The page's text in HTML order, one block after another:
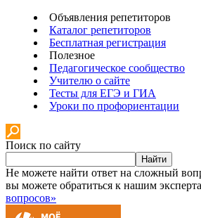
Объявления репетиторов
Каталог репетиторов
Бесплатная регистрация
Полезное
Педагогическое сообщество
Учителю о сайте
Тесты для ЕГЭ и ГИА
Уроки по профориентации
Поиск по сайту
Найти
Не можете найти ответ на сложный
вы можете обратиться к нашим
вопросов»